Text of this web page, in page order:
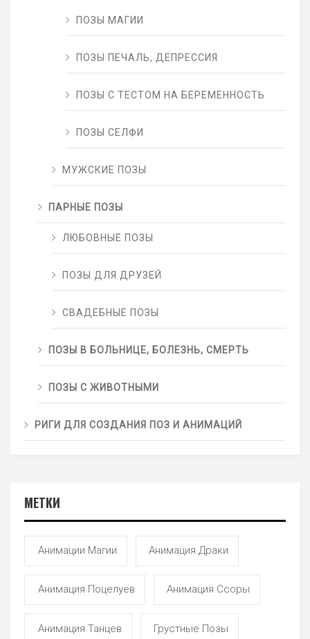
ПОЗЫ МАГИИ
ПОЗЫ ПЕЧАЛЬ, ДЕПРЕССИЯ
ПОЗЫ С ТЕСТОМ НА БЕРЕМЕННОСТЬ
ПОЗЫ СЕЛФИ
МУЖСКИЕ ПОЗЫ
ПАРНЫЕ ПОЗЫ
ЛЮБОВНЫЕ ПОЗЫ
ПОЗЫ ДЛЯ ДРУЗЕЙ
СВАДЕБНЫЕ ПОЗЫ
ПОЗЫ В БОЛЬНИЦЕ, БОЛЕЗНЬ, СМЕРТЬ
ПОЗЫ С ЖИВОТНЫМИ
РИГИ ДЛЯ СОЗДАНИЯ ПОЗ И АНИМАЦИЙ
МЕТКИ
Анимации Магии Анимация Драки
Анимация Поцелуев Анимация Ссоры
Анимация Танцев Грустные Позы